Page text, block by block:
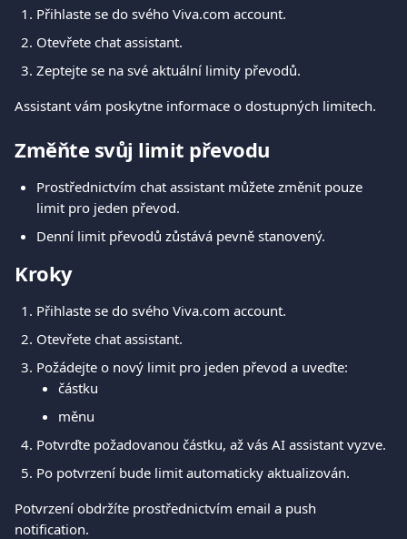
Přihlaste se do svého Viva.com account.
Otevřete chat assistant.
Zeptejte se na své aktuální limity převodů.
Assistant vám poskytne informace o dostupných limitech.
Změňte svůj limit převodu
Prostřednictvím chat assistant můžete změnit pouze
limit pro jeden převod.
Denní limit převodů zůstává pevně stanovený.
Kroky
Přihlaste se do svého Viva.com account.
Otevřete chat assistant.
Požádejte o nový limit pro jeden převod a uveďte:
částku
měnu
Potvrďte požadovanou částku, až vás AI assistant vyzve.
Po potvrzení bude limit automaticky aktualizován.
Potvrzení obdržíte prostřednictvím email a push
notification.